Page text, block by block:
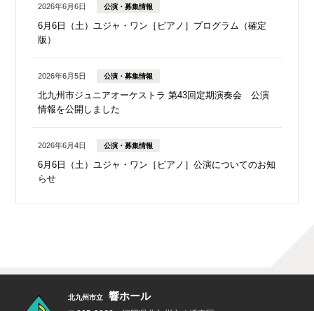
2026年6月6日 公演・募集情報
6月6日（土）ユジャ・ワン［ピアノ］プログラム（確定
版）
2026年6月5日 公演・募集情報
北九州市ジュニアオーケストラ 第43回定期演奏会 公演
情報を公開しました
2026年6月4日 公演・募集情報
6月6日（土）ユジャ・ワン［ピアノ］公演についてのお知
らせ
北九州市立 響ホール